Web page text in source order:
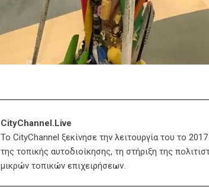
CityChannel.live
Το CityChannel ξεκίνησε την λειτουργία του το
της τοπικής αυτοδιοίκησης, τη στήριξη της
μικρών τοπικών επιχειρήσεων.